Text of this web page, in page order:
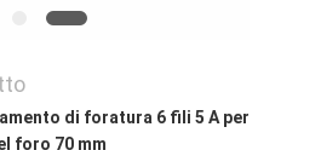
di foratura 6 fili 5 A per
foro 70 mm